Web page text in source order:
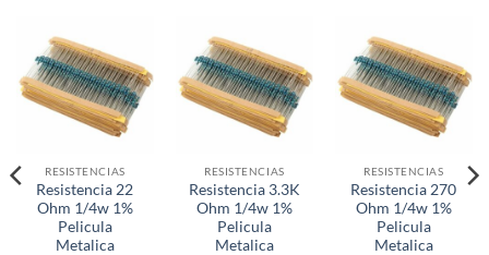
RESISTENCIAS
Resistencia 22
Ohm 1/4w 1%
Pelicula
Metalica
RESISTENCIAS
Resistencia 3.3K
Ohm 1/4w 1%
Pelicula
Metalica
RESISTENCIAS
Resistencia 270
Ohm 1/4w 1%
Pelicula
Metalica